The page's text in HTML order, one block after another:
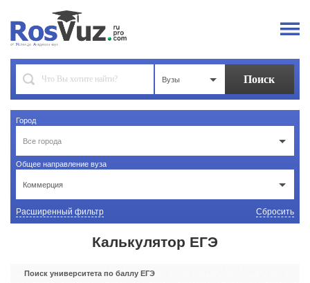
Вузы
Город
Все города
Общее направление вуза
Коммерция
Расширенный фильтр Сбросить
Калькулятор ЕГЭ
Поиск университета по баллу ЕГЭ